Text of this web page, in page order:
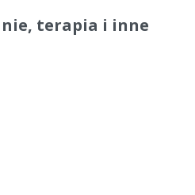
terapia i inne